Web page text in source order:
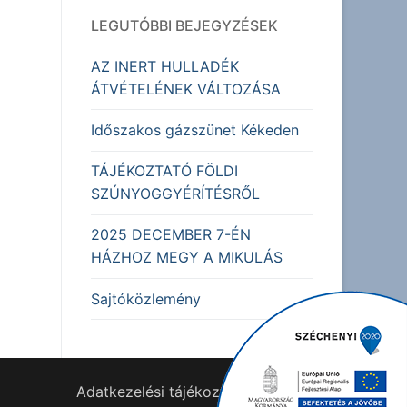
LEGUTÓBBI BEJEGYZÉSEK
AZ INERT HULLADÉK
ÁTVÉTELÉNEK VÁLTOZÁSA
Időszakos gázszünet Kékeden
TÁJÉKOZTATÓ FÖLDI
SZÚNYOGGYÉRÍTÉSRŐL
2025 DECEMBER 7-ÉN
HÁZHOZ MEGY A MIKULÁS
Sajtóközlemény
Adatkezelési tájékoztató